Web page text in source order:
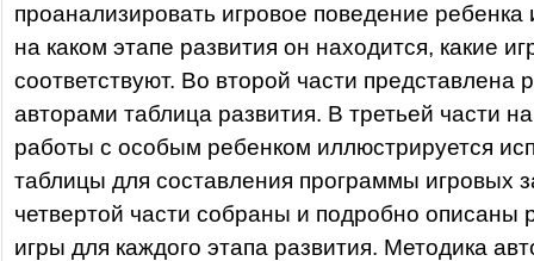
проанализировать игровое поведение ребенка
на каком этапе развития он находится, какие
соответствуют. Во второй части представлена
авторами таблица развития. В третьей части
работы с особым ребенком иллюстрируется
таблицы для составления программы игровых
четвертой части собраны и подробно описаны
игры для каждого этапа развития. Методика